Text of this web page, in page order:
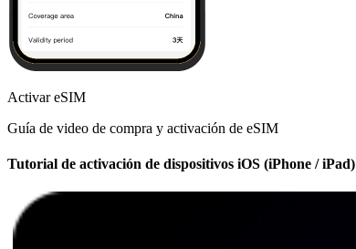
Activar eSIM
Guía de video de compra y activación de eSIM
Tutorial de activación de dispositivos iOS (iPhone / iPad)